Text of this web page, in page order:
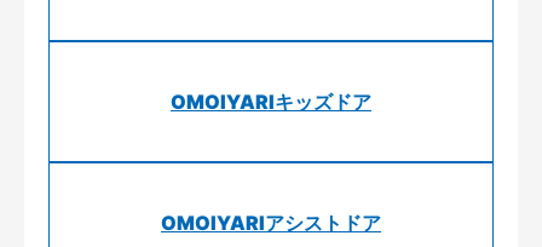
OMOIYARIキッズドア
OMOIYARIアシストドア